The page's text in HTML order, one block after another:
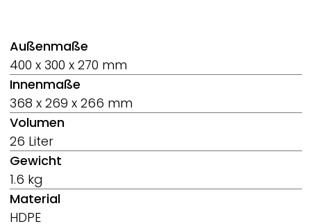
Außenmaße
400 x 300 x 270 mm
Innenmaße
368 x 269 x 266 mm
Volumen
26 Liter
Gewicht
1.6 kg
Material
HDPE